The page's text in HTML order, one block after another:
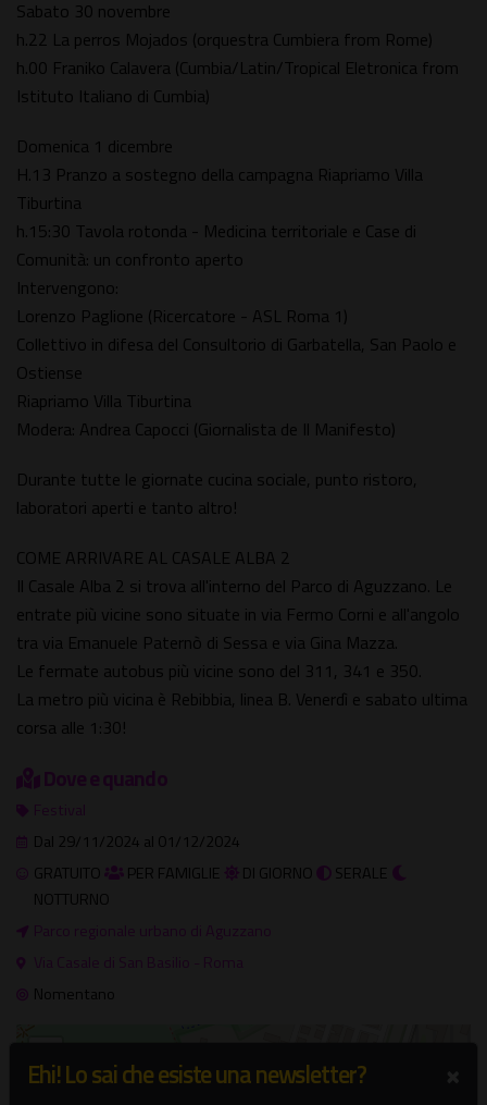
Sabato 30 novembre
h.22 La perros Mojados (orquestra Cumbiera from Rome)
h.00 Franiko Calavera (Cumbia/Latin/Tropical Eletronica from
Istituto Italiano di Cumbia)
Domenica 1 dicembre
H.13 Pranzo a sostegno della campagna Riapriamo Villa
Tiburtina
h.15:30 Tavola rotonda - Medicina territoriale e Case di
Comunità: un confronto aperto
Intervengono:
Lorenzo Paglione (Ricercatore - ASL Roma 1)
Collettivo in difesa del Consultorio di Garbatella, San Paolo e
Ostiense
Riapriamo Villa Tiburtina
Modera: Andrea Capocci (Giornalista de Il Manifesto)
Durante tutte le giornate cucina sociale, punto ristoro,
laboratori aperti e tanto altro!
COME ARRIVARE AL CASALE ALBA 2
Il Casale Alba 2 si trova all'interno del Parco di Aguzzano. Le
entrate più vicine sono situate in via Fermo Corni e all'angolo
tra via Emanuele Paternò di Sessa e via Gina Mazza.
Le fermate autobus più vicine sono del 311, 341 e 350.
La metro più vicina è Rebibbia, linea B. Venerdì e sabato ultima
corsa alle 1:30!
Dove e quando
Festival
Dal 29/11/2024 al 01/12/2024
GRATUITO
PER FAMIGLIE DI GIORNO
SERALE
NOTTURNO
Parco regionale urbano di Aguzzano
Via Casale di San Basilio - Roma
Nomentano
−
Ehi! Lo sai che esiste una newsletter?